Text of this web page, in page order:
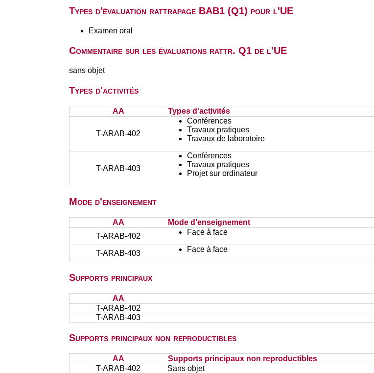
Types d'évaluation rattrapage BAB1 (Q1) pour l'UE
Examen oral
Commentaire sur les évaluations rattr. Q1 de l'UE
sans objet
Types d'activités
AA Types d'activités
T-ARAB-402
Conférences
Travaux pratiques
Travaux de laboratoire
T-ARAB-403
Conférences
Travaux pratiques
Projet sur ordinateur
Mode d'enseignement
AA
Mode d'enseignement
T-ARAB-402
Face à face
T-ARAB-403 Face à face
Supports principaux
AA
T-ARAB-402
T-ARAB-403
Supports principaux non reproductibles
AA
Supports principaux non reproductibles
T-ARAB-402
Sans objet